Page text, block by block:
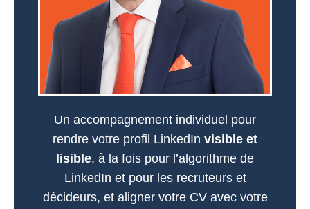
Un accompagnement individuel pour
rendre votre profil LinkedIn visible et
lisible, à la fois pour l’algorithme de
LinkedIn et pour les recruteurs et
décideurs, et aligner votre CV avec votre